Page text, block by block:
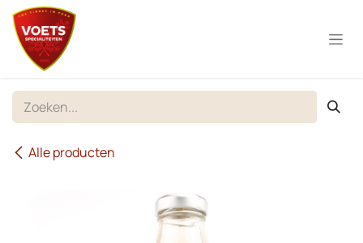
Overslaan naar inhoud
Alle producten